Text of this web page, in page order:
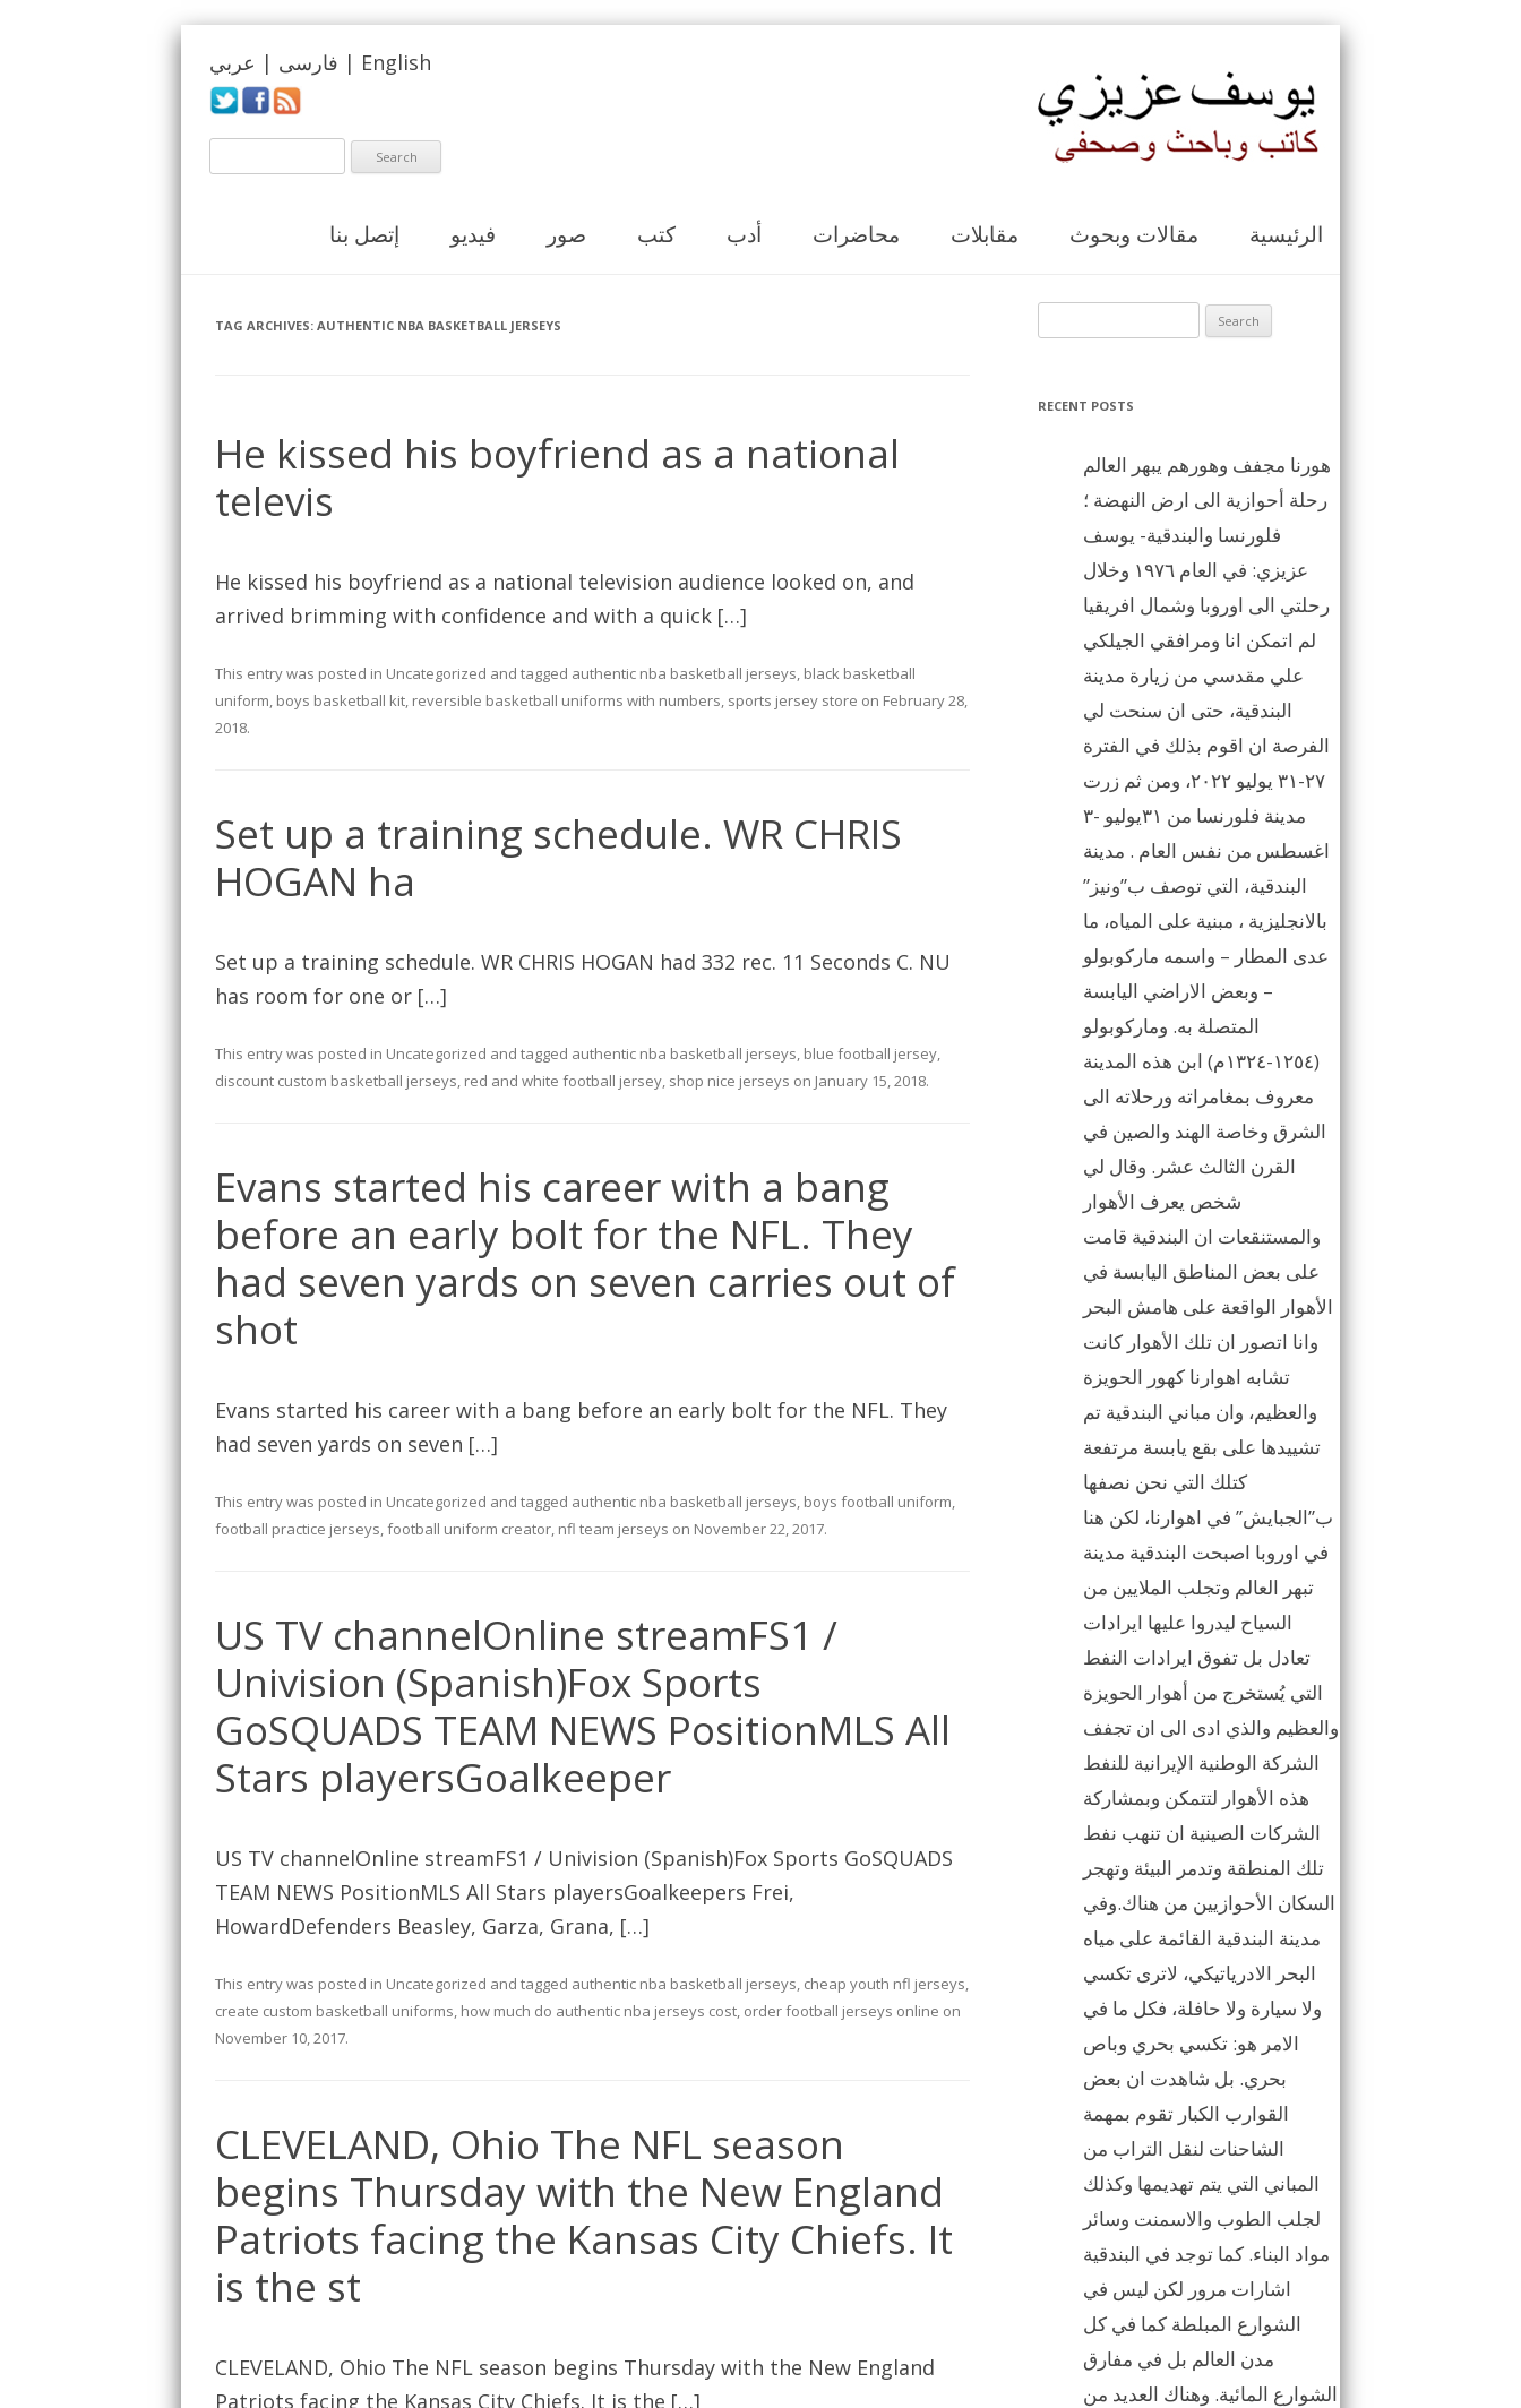
فارسی | عربي | English
إتصل بنا فيديو صور كتب أدب محاضرات مقابلات مقالات وبحوث الرئيسية
TAG ARCHIVES: AUTHENTIC NBA BASKETBALL JERSEYS
He kissed his boyfriend as a national
televis
He kissed his boyfriend as a national television audience looked on, and
arrived brimming with confidence and with a quick […]
This entry was posted in Uncategorized and tagged authentic nba basketball jerseys, black basketball
uniform, boys basketball kit, reversible basketball uniforms with numbers, sports jersey store on February 28,
2018.
Set up a training schedule. WR CHRIS
HOGAN ha
Set up a training schedule. WR CHRIS HOGAN had 332 rec. 11 Seconds C. NU
has room for one or […]
This entry was posted in Uncategorized and tagged authentic nba basketball jerseys, blue football jersey,
discount custom basketball jerseys, red and white football jersey, shop nice jerseys on January 15, 2018.
Evans started his career with a bang
before an early bolt for the NFL. They
had seven yards on seven carries out of
shot
Evans started his career with a bang before an early bolt for the NFL. They
had seven yards on seven […]
This entry was posted in Uncategorized and tagged authentic nba basketball jerseys, boys football uniform,
football practice jerseys,football uniform creator, nfl team jerseys on November 22, 2017.
US TV channelOnline streamFS1 /
Univision (Spanish)Fox Sports
GoSQUADS TEAM NEWS PositionMLS All
Stars playersGoalkeeper
US TV channelOnline streamFS1 / Univision (Spanish)Fox Sports GoSQUADS
TEAM NEWS PositionMLS All Stars playersGoalkeepers Frei,
HowardDefenders Beasley, Garza, Grana, […]
This entry was posted in Uncategorized and tagged authentic nba basketball jerseys, cheap youth nfl jerseys,
create custom basketball uniforms, how much do authentic nba jerseys cost, order football jerseys online on
November 10, 2017.
CLEVELAND, Ohio The NFL season
begins Thursday with the New England
Patriots facing the Kansas City Chiefs. It
is the st
CLEVELAND, Ohio The NFL season begins Thursday with the New England
Patriots facing the Kansas City Chiefs. It is the […]
RECENT POSTS
هورنا مجفف وهورهم يبهر العالم
رحلة أحوازية الى ارض النهضة ؛
فلورنسا والبندقية- يوسف
عزيزي: في العام ١٩٧٦ وخلال
رحلتي الى اوروبا وشمال افريقيا
لم اتمكن انا ومرافقي الجيلكي
علي مقدسي من زيارة مدينة
البندقية، حتى ان سنحت لي
الفرصة ان اقوم بذلك في الفترة
٢٧-٣١ يوليو ٢٠٢٢، ومن ثم زرت
مدينة فلورنسا من ٣١يوليو -٣
اغسطس من نفس العام . مدينة
البندقية، التي توصف ب”ونيز”
بالانجليزية ، مبنية على المياه، ما
عدى المطار – واسمه ماركوبولو
– وبعض الاراضي اليابسة
المتصلة به. وماركوبولو
(١٢٥٤-١٣٢٤م) ابن هذه المدينة
معروف بمغامراته ورحلاته الى
الشرق وخاصة الهند والصين في
القرن الثالث عشر. وقال لي
شخص يعرف الأهوار
والمستنقعات ان البندقية قامت
على بعض المناطق اليابسة في
الأهوار الواقعة على هامش البحر
وانا اتصور ان تلك الأهوار كانت
تشابه اهوارنا كهور الحويزة
والعظيم، وان مباني البندقية تم
تشييدها على بقع يابسة مرتفعة
كتلك التي نحن نصفها
ب”الجبايش” في اهوارنا، لكن هنا
في اوروبا اصبحت البندقية مدينة
تبهر العالم وتجلب الملايين من
السياح ليدروا عليها ايرادات
تعادل بل تفوق ايرادات النفط
التي يُستخرج من أهوار الحويزة
والعظيم والذي ادى الى ان تجفف
الشركة الوطنية الإيرانية للنفط
هذه الأهوار لتتمكن وبمشاركة
الشركات الصينية ان تنهب نفط
تلك المنطقة وتدمر البيئة وتهجر
السكان الأحوازيين من هناك.وفي
مدينة البندقية القائمة على مياه
البحر الادرياتيكي، لاترى تكسي
ولا سيارة ولا حافلة، فكل ما في
الامر هو: تكسي بحري وباص
بحري. بل شاهدت ان بعض
القوارب الكبار تقوم بمهمة
الشاحنات لنقل التراب من
المباني التي يتم تهديمها وكذلك
لجلب الطوب والاسمنت وسائر
مواد البناء. كما توجد في البندقية
اشارات مرور لكن ليس في
الشوارع المبلطة كما في كل
مدن العالم بل في مفارق
الشوارع المائية. وهناك العديد من